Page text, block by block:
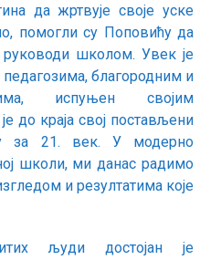
да жртвује своје уске
помогли су Поповићу да
школом. Увек је
благородним и
испуњен својим
до краја свој постављени
за 21. век. У модерно
школи, ми данас радимо
и резултатима које
људи достојан је